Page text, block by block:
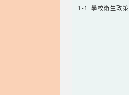
1-1 學校衛生政策